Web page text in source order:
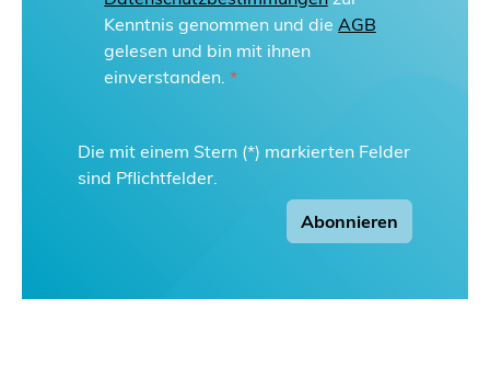
Kenntnis genommen und die AGB
gelesen und bin mit ihnen
einverstanden. *
Die mit einem Stern (*) markierten Felder
sind Pflichtfelder.
Abonnieren